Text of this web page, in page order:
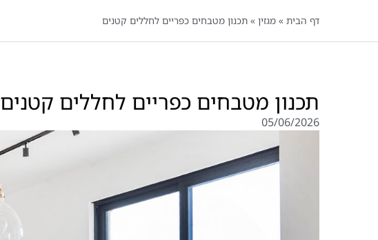
דף הבית » מגזין » תכנון מטבחים כפריים לחללים קטנים
תכנון מטבחים כפריים לחללים קטנים
05/06/2026